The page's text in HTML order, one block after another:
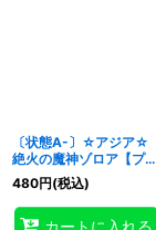
〔状態A-〕☆アジア☆
絶火の魔神ゾロア【プリ
ズマティックシークレッ
ト】{アジアBODE-
JP045}《シンクロ》
480円(税込)
カートに入れる